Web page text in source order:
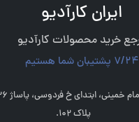
ایران کارآدیو
خرید محصولات کارآدیو
7/24 پشتیبان شما هستیم
پلاک 102.